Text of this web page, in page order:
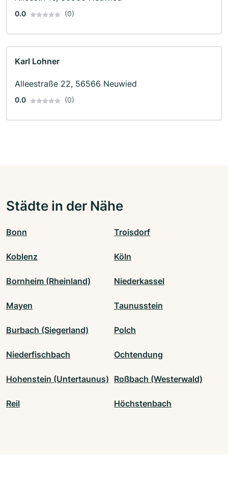
0.0 (0)
Karl Lohner
Alleestraße 22, 56566 Neuwied
0.0 (0)
Städte in der Nähe
Bonn Troisdorf
Koblenz Köln
Bornheim (Rheinland) Niederkassel
Mayen Taunusstein
Burbach (Siegerland) Polch
Niederfischbach Ochtendung
Hohenstein (Untertaunus) Roßbach (Westerwald)
Reil Höchstenbach